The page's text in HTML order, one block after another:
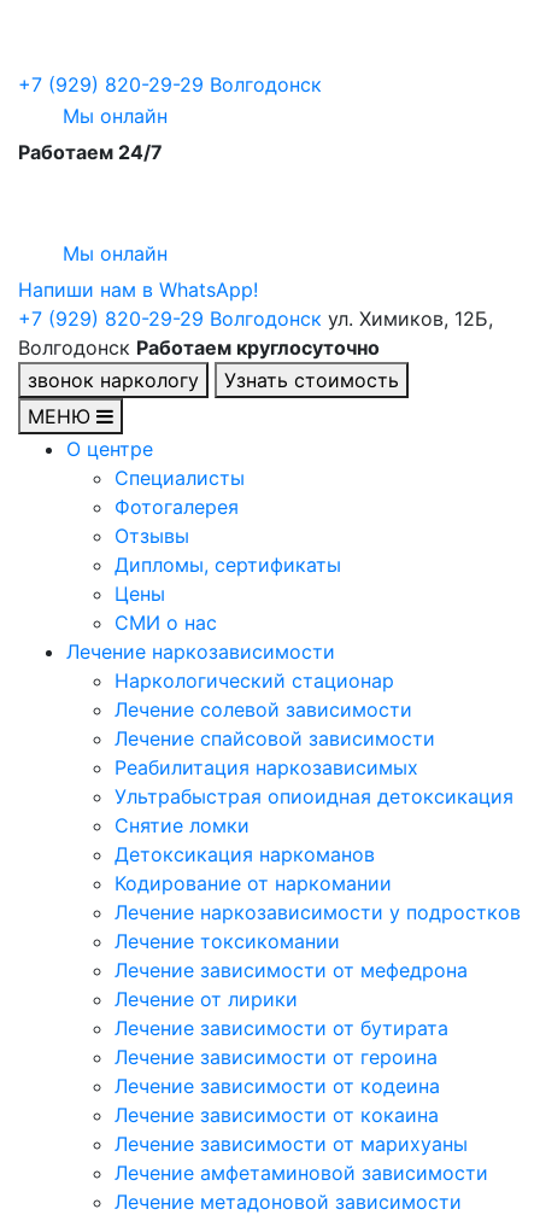
+7 (929) 820-29-29 Волгодонск
Мы онлайн
Работаем 24/7
Мы онлайн
Напиши нам в WhatsApp!
+7 (929) 820-29-29 Волгодонск ул. Химиков, 12Б,
Волгодонск Работаем круглосуточно
звонок наркологу
Узнать стоимость
МЕНЮ
О центре
Специалисты
Фотогалерея
Отзывы
Дипломы, сертификаты
Цены
СМИ о нас
Лечение наркозависимости
Наркологический стационар
Лечение солевой зависимости
Лечение спайсовой зависимости
Реабилитация наркозависимых
Ультрабыстрая опиоидная детоксикация
Снятие ломки
Детоксикация наркоманов
Кодирование от наркомании
Лечение наркозависимости у подростков
Лечение токсикомании
Лечение зависимости от мефедрона
Лечение от лирики
Лечение зависимости от бутирата
Лечение зависимости от героина
Лечение зависимости от кодеина
Лечение зависимости от кокаина
Лечение зависимости от марихуаны
Лечение амфетаминовой зависимости
Лечение метадоновой зависимости